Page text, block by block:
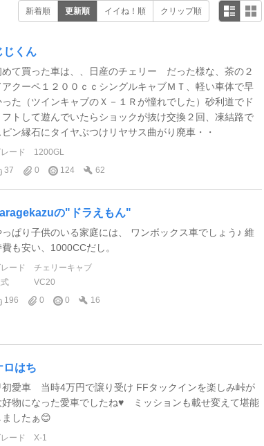
新着順 更新順 イイね！順 クリップ順
じくん
めて買った車は、、日産のチェリー だった様な、茶の２
アクーペ１２００ｃｃシングルキャブＭＴ、軽い車体で早
った（ツインキャブのＸ－１Ｒが憧れでした）砂利道でド
フトして遊んでいたらショックが抜け交換２回、凍結路で
ピン縁石にタイヤぶつけリヤサス曲がり廃車・・
ード
1200GL
37
0 124 62
の"ドラえもん"
っぱり子供のいる家庭には、 ワンボックス車でしょう♪ 維
も安い、1000CCだし。
ード
チェリーキャブ
VC20
196
0 0 16
ロはち
初愛車 当時4万円で譲り受け FFタックインを楽しみ峠が
好物になった愛車でしたね♥ ミッションも載せ変えて堪能
ましたぁ😊
ード
X-1